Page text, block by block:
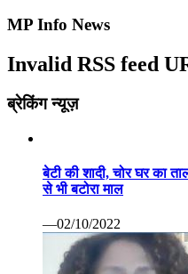
MP Info News
Invalid RSS feed
ब्रेकिंग न्यूज़
बेटी की शादी, चोर घर का
से भी बटोरा माल
—02/10/2022